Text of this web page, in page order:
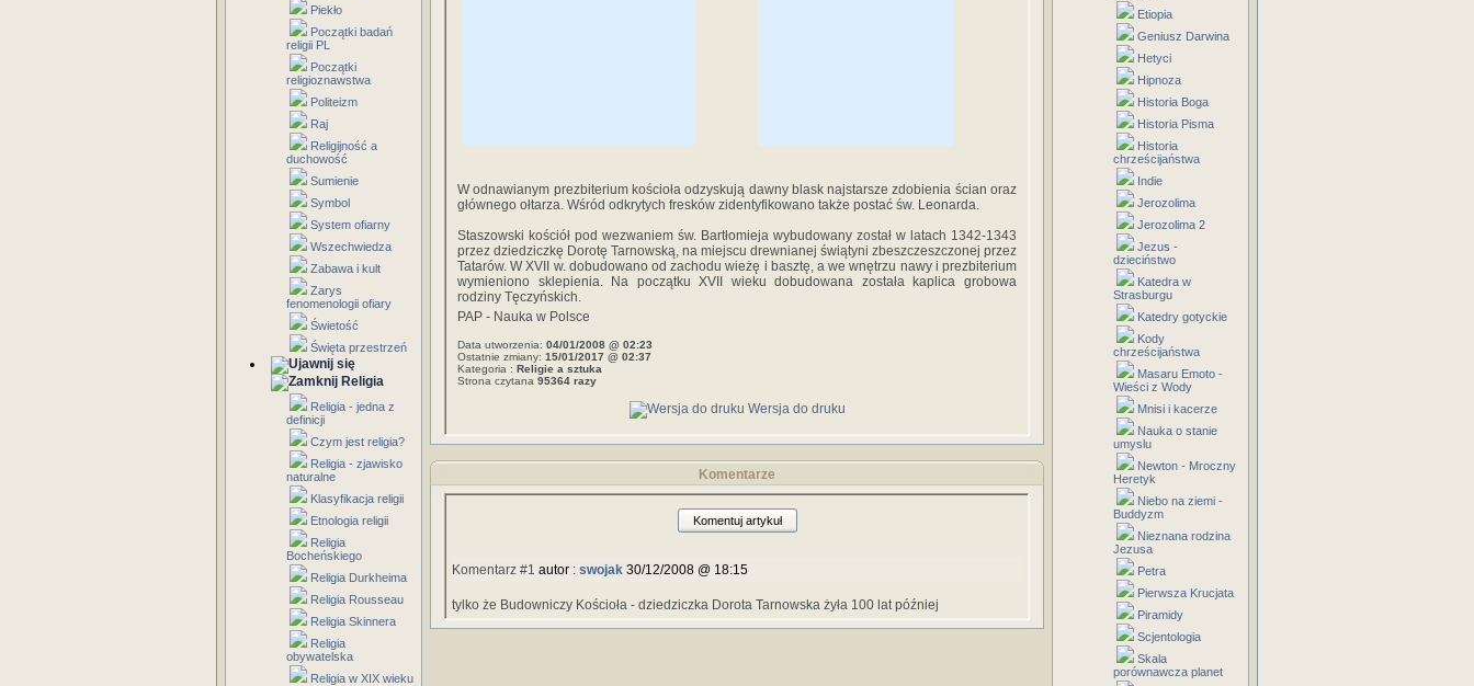
Piekło
Początki badań
religii PL
Początki
religioznawstwa
Politeizm
Raj
Religijność a
duchowość
Sumienie
Symbol
System ofiarny
Wszechwiedza
Zabawa i kult
Zarys
fenomenologii ofiary
Świetość
Święta przestrzeń
Religia
Religia - jedna z
definicji
Czym jest religia?
Religia - zjawisko
naturalne
Klasyfikacja religii
Etnologia religii
Religia
Bocheńskiego
Religia Durkheima
Religia Rousseau
Religia Skinnera
Religia
obywatelska
Religia w XIX wieku
W odnawianym prezbiterium kościoła odzyskują dawny blask najstarsze zdobienia ścian oraz
głównego ołtarza. Wśród odkrytych fresków zidentyfikowano także postać św. Leonarda.
Staszowski kościół pod wezwaniem św. Bartłomieja wybudowany został w latach 1342-1343
przez dziedziczkę Dorotę Tarnowską, na miejscu drewnianej świątyni zbeszczeszczonej przez
Tatarów. W XVII w. dobudowano od zachodu wieżę i basztę, a we wnętrzu nawy i prezbiterium
wymieniono sklepienia. Na początku XVII wieku dobudowana została kaplica grobowa
rodziny Tęczyńskich.
PAP - Nauka w Polsce
Data utworzenia: 04/01/2008 @ 02:23
Ostatnie zmiany: 15/01/2017 @ 02:37
Kategoria : Religie a sztuka
Strona czytana 95364 razy
Wersja do druku
Komentarze
Komentuj artykuł
Komentarz #1 autor : swojak 30/12/2008 @ 18:15
tylko że Budowniczy Kościoła - dziedziczka Dorota Tarnowska żyła 100 lat później
Etiopia
Geniusz Darwina
Hetyci
Hipnoza
Historia Boga
Historia Pisma
Historia
chrześcijaństwa
Indie
Jerozolima
Jerozolima 2
Jezus -
dzieciństwo
Katedra w
Strasburgu
Katedry gotyckie
Kody
chrześcijaństwa
Masaru Emoto -
Wieści z Wody
Mnisi i kacerze
Nauka o stanie
umyslu
Newton - Mroczny
Heretyk
Niebo na ziemi -
Buddyzm
Nieznana rodzina
Jezusa
Petra
Pierwsza Krucjata
Piramidy
Scjentologia
Skala
porównawcza planet